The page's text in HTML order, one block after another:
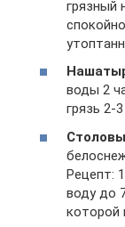
грязный
воды 2
грязь 2-
Рецепт:
воду до
которой